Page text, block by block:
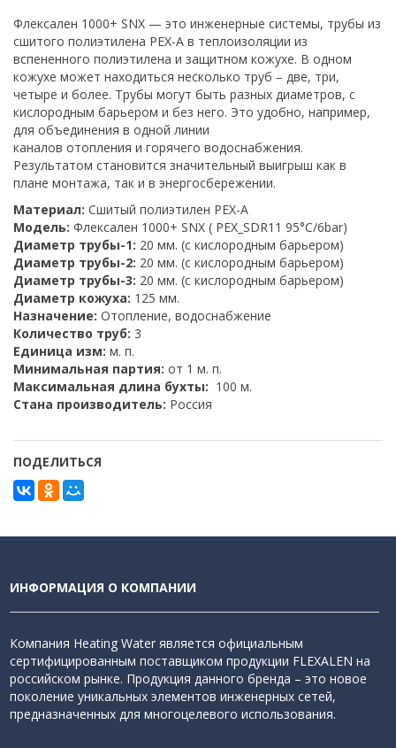
Флексален 1000+ SNX — это инженерные системы, трубы из
сшитого полиэтилена PEX-A в теплоизоляции из
вспененного полиэтилена и защитном кожухе. В одном
кожухе может находиться несколько труб – две, три,
четыре и более. Трубы могут быть разных диаметров, с
кислородным барьером и без него. Это удобно, например,
для объединения в одной линии
каналов отопления и горячего водоснабжения.
Результатом становится значительный выигрыш как в
плане монтажа, так и в энергосбережении.
Материал: Сшитый полиэтилен PEX-A
Модель: Флексален 1000+ SNX ( PEX_SDR11 95°C/6bar)
Диаметр трубы-1: 20 мм. (с кислородным барьером)
Диаметр трубы-2: 20 мм. (с кислородным барьером)
Диаметр трубы-3: 20 мм. (с кислородным барьером)
Диаметр кожуха: 125 мм.
Назначение: Отопление, водоснабжение
Количество труб: 3
Единица изм: м. п.
Минимальная партия: от 1 м. п.
Максимальная длина бухты: 100 м.
Стана производитель: Россия
ПОДЕЛИТЬСЯ
ИНФОРМАЦИЯ О КОМПАНИИ
Компания Heating Water является официальным
сертифицированным поставщиком продукции FLEXALEN на
российском рынке. Продукция данного бренда – это новое
поколение уникальных элементов инженерных сетей,
предназначенных для многоцелевого использования.